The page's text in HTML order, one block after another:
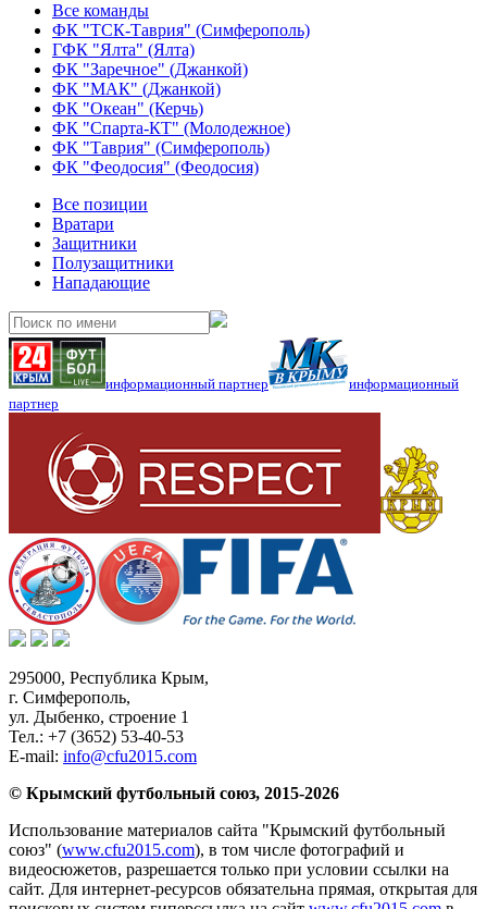
Все команды
ФК "ТСК-Таврия" (Симферополь)
ГФК "Ялта" (Ялта)
ФК "Заречное" (Джанкой)
ФК "МАК" (Джанкой)
ФК "Океан" (Керчь)
ФК "Спарта-КТ" (Молодежное)
ФК "Таврия" (Симферополь)
ФК "Феодосия" (Феодосия)
Все позиции
Вратари
Защитники
Полузащитники
Нападающие
информационный партнер
информационный
партнер
295000, Республика Крым,
г. Симферополь,
ул. Дыбенко, строение 1
Тел.: +7 (3652) 53-40-53
E-mail: info@cfu2015.com
© Крымский футбольный союз, 2015-2026
Использование материалов сайта "Крымский футбольный
союз" (www.cfu2015.com), в том числе фотографий и
видеосюжетов, разрешается только при условии ссылки на
сайт. Для интернет-ресурсов обязательна прямая, открытая для